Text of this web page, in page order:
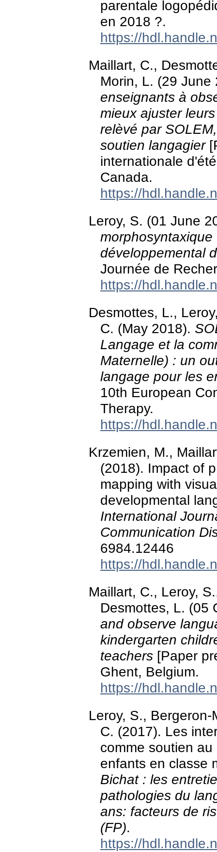
parentale
en 2018 ?.
https://
Maillart, C.,
Morin, L. (29
enseignants à
mieux ajuster
relèvé par
soutien langagier
internationale
Canada.
https://
Leroy, S. (01 June
développemental
Journée de
https://
Desmottes, L.,
C. (May 2018).
Langage et la
Maternelle) : un
langage pour les
10th European
Therapy.
https://
Krzemien, M.,
(2018). Impact of
mapping with
developmental
International
Communication
6984.12446
https://
Maillart, C., Leroy,
Desmottes, L. (05
and observe
kindergarten
teachers [Paper
Ghent, Belgium.
https://
Leroy, S.,
C. (2017). Les
comme soutien
enfants en classe
Bichat : les
pathologies du
ans: facteurs de
(FP).
https://